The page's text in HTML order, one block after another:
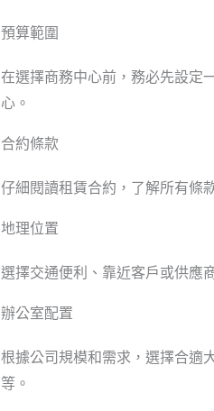
預算範圍
在選擇商務中心前，務必先設定
心。
合約條款
仔細閱讀租賃合約，了解所有條
地理位置
選擇交通便利、靠近客戶或供應
辦公室配置
根據公司規模和需求，選擇合適
等。